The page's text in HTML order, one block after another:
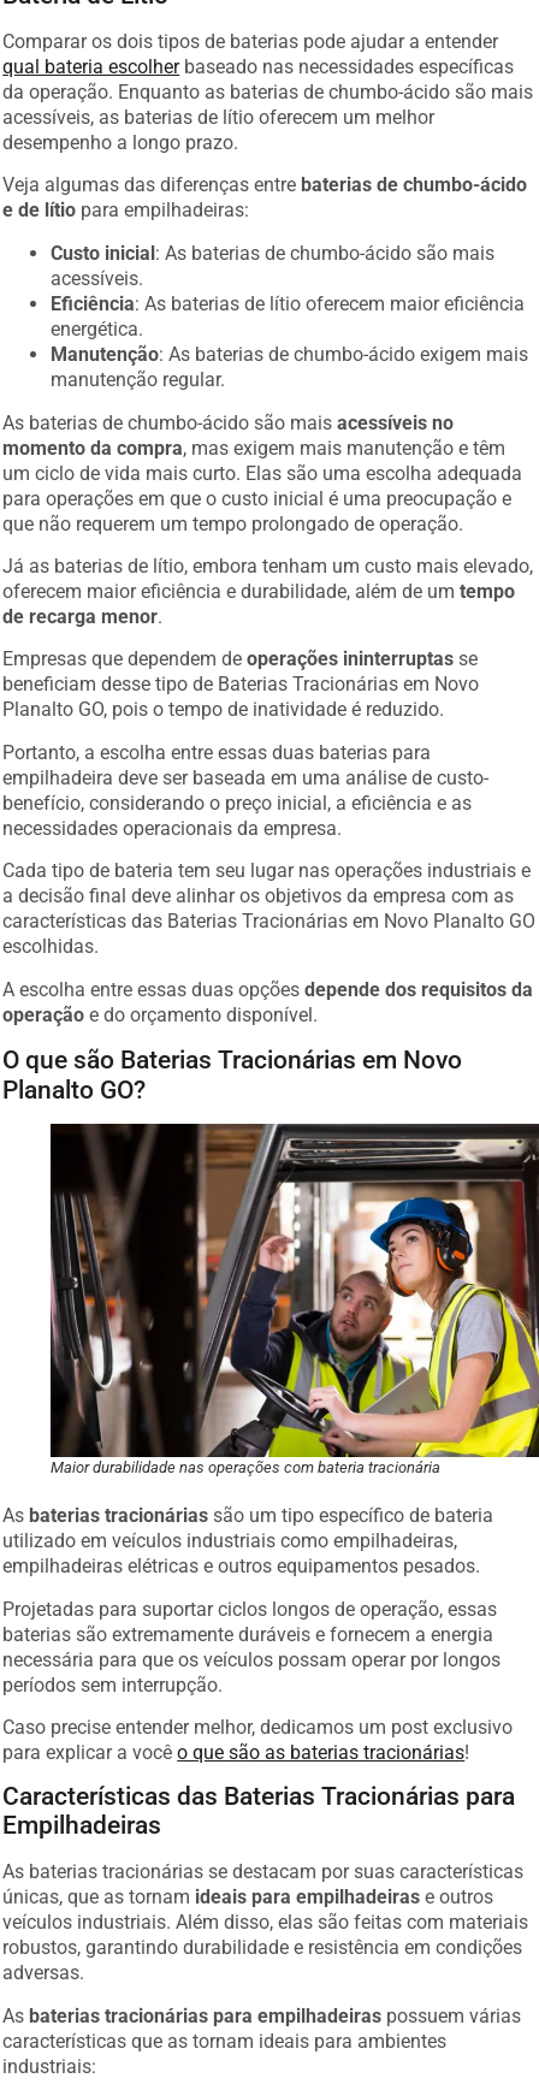
Comparar os dois tipos de baterias pode ajudar a entender
qual bateria escolherbaseado nas necessidades específicas
da operação. Enquanto as baterias de chumbo-ácido são mais
acessíveis, as baterias de lítio oferecem um melhor
desempenho a longo prazo.
Veja algumas das diferenças entre baterias de chumbo-ácido
e de lítio para empilhadeiras:
Custo inicial: As baterias de chumbo-ácido são mais
acessíveis.
Eficiência: As baterias de lítio oferecem maior eficiência
energética.
Manutenção: As baterias de chumbo-ácido exigem mais
manutenção regular.
As baterias de chumbo-ácido são maisacessíveis no
momento da compra, mas exigem mais manutenção e têm
um ciclo de vida mais curto. Elas são uma escolha adequada
para operações em que o custo inicial é uma preocupação e
que não requerem um tempo prolongado de operação.
Já as baterias de lítio, embora tenham um custo mais elevado,
oferecem maior eficiência e durabilidade, além de umtempo
de recarga menor.
Empresas que dependem deoperações ininterruptas se
beneficiam desse tipo de Baterias Tracionárias em Novo
Planalto GO, pois o tempo de inatividade é reduzido.
Portanto, a escolha entre essas duas baterias para
empilhadeira deve ser baseada em uma análise de custo-
benefício, considerando o preço inicial, a eficiência e as
necessidades operacionais da empresa.
Cada tipo de bateria tem seu lugar nas operações industriais e
a decisão final deve alinhar os objetivos da empresa com as
características das Baterias Tracionárias em Novo Planalto GO
escolhidas.
A escolha entre essas duas opçõesdepende dos requisitos da
operação e do orçamento disponível.
O que são Baterias Tracionárias em Novo
Planalto GO?
Maior durabilidade nas operações com bateria tracionária
As baterias tracionárias são um tipo específico de bateria
utilizado em veículos industriais como empilhadeiras,
empilhadeiras elétricas e outros equipamentos pesados.
Projetadas para suportar ciclos longos de operação, essas
baterias são extremamente duráveis e fornecem a energia
necessária para que os veículos possam operar por longos
períodos sem interrupção.
Caso precise entender melhor, dedicamos um post exclusivo
para explicar a vocêo que são as baterias tracionárias!
Características das Baterias Tracionárias para
Empilhadeiras
As baterias tracionárias se destacam por suas características
únicas, que as tornam ideais para empilhadeiras e outros
veículos industriais. Além disso, elas são feitas com materiais
robustos, garantindo durabilidade e resistência em condições
adversas.
As baterias tracionárias para empilhadeiras possuem várias
características que as tornam ideais para ambientes
industriais: